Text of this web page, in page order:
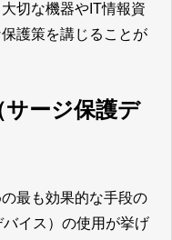
切な機器やIT情報資
護策を講じることが
ージ保護デ
最も効果的な手段の
イス）の使用が挙げ